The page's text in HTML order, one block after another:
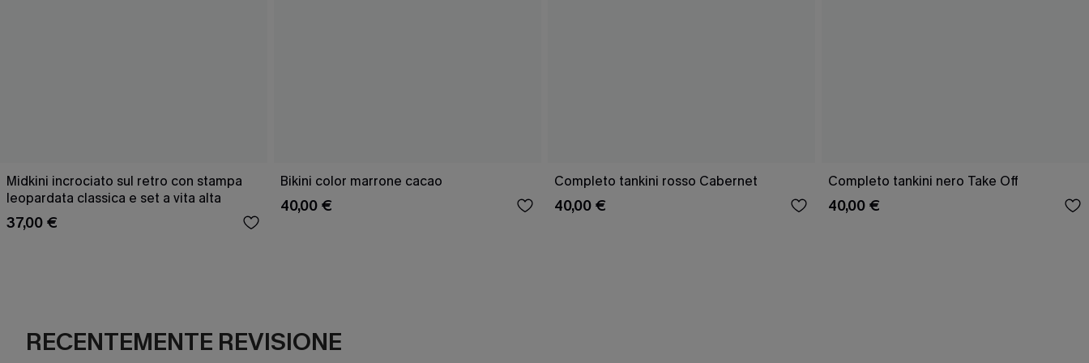
Midkini incrociato sul retro con stampa
leopardata classica e set a vita alta
37,00 €
Bikini color marrone cacao
40,00 €
Completo tankini rosso Cabernet
40,00 €
Completo tankini nero Take Off
40,00 €
RECENTEMENTE REVISIONE